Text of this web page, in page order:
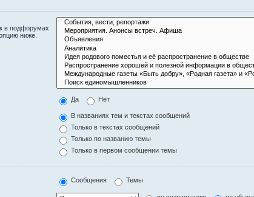
в подфорумах
ниже.
Да Нет
В названиях тем и текстах сообщений
Только в текстах сообщений
Только по названию темы
Только в первом сообщении темы
Сообщения Темы